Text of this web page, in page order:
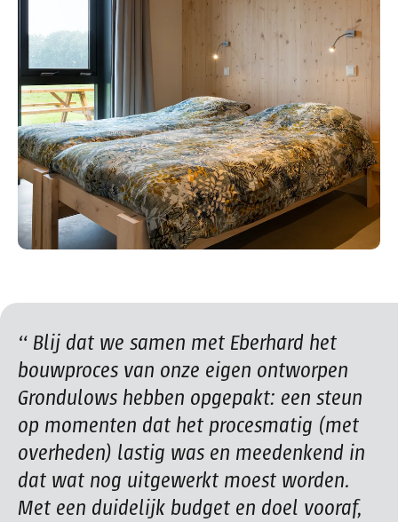
Blij dat we samen met Eberhard het
bouwproces van onze eigen ontworpen
Grondulows hebben opgepakt: een steun
op momenten dat het procesmatig (met
overheden) lastig was en meedenkend in
dat wat nog uitgewerkt moest worden.
Met een duidelijk budget en doel vooraf,